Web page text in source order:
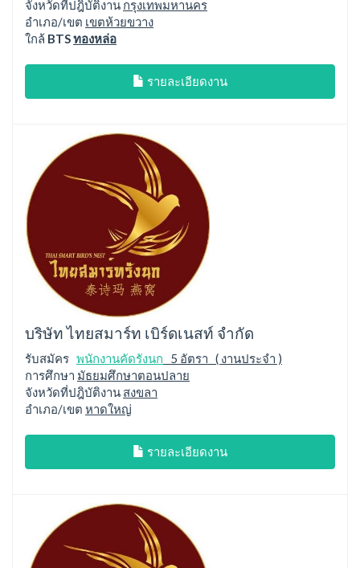
จังหวัดที่ปฎิบัติงาน กรุงเทพมหานคร
อำเภอ/เขต เขตห้วยขวาง
ใกล้ BTSทองหล่อ
รายละเอียดงาน
บริษัท ไทยสมาร์ท เบิร์ดเนสท์ จำกัด
รับสมัคร พนักงานคัดรังนก 5 อัตรา ( งานประจำ )
การศึกษา มัธยมศึกษาตอนปลาย
จังหวัดที่ปฎิบัติงาน สงขลา
อำเภอ/เขต หาดใหญ่
รายละเอียดงาน